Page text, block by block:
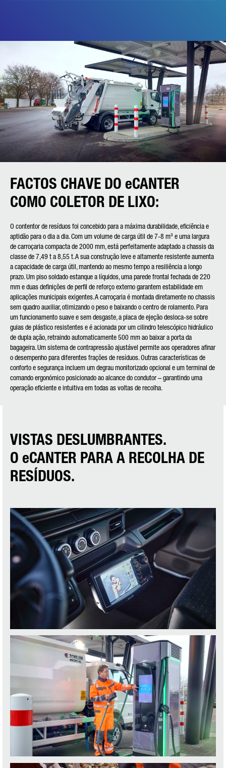
FACTOS CHAVE DO eCANTER
COMO COLETOR DE LIXO:
O contentor de resíduos foi concebido para a máxima durabilidade, eficiência e
aptidão para o dia a dia. Com um volume de carga útil de 7-8 m³ e uma largura
de carroçaria compacta de 2000 mm, está perfeitamente adaptado a chassis da
classe de 7,49 t a 8,55 t. A sua construção leve e altamente resistente aumenta
a capacidade de carga útil, mantendo ao mesmo tempo a resiliência a longo
prazo. Um piso soldado estanque a líquidos, uma parede frontal fechada de 220
mm e duas definições de perfil de reforço externo garantem estabilidade em
aplicações municipais exigentes. A carroçaria é montada diretamente no chassis
sem quadro auxiliar, otimizando o peso e baixando o centro de rolamento. Para
um funcionamento suave e sem desgaste, a placa de ejeção desloca-se sobre
guias de plástico resistentes e é acionada por um cilindro telescópico hidráulico
de dupla ação, retraindo automaticamente 500 mm ao baixar a porta da
bagageira. Um sistema de contrapressão ajustável permite aos operadores afinar
o desempenho para diferentes frações de resíduos. Outras características de
conforto e segurança incluem um degrau monitorizado opcional e um terminal de
comando ergonómico posicionado ao alcance do condutor – garantindo uma
operação eficiente e intuitiva em todas as voltas de recolha.
VISTAS DESLUMBRANTES.
O eCANTER PARA A RECOLHA DE
RESÍDUOS.